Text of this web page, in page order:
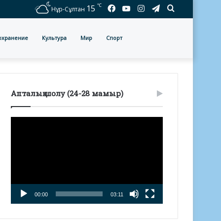
Іздеу
Telegram
Instagram
YouTube
Facebook
Нұр-Сұлтан 15 ℃
Культура Мир Спорт
Апталық шолу (24-28 мамыр)
00:00 03:11